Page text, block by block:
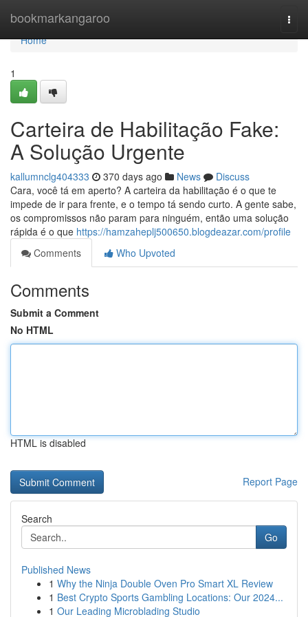
bookmarkangaroo
Home
Home
1
Carteira de Habilitação Fake:
A Solução Urgente
kallumnclg404333 370 days ago News
Discuss
Cara, você tá em aperto? A carteira da habilitação é o que te
impede de ir para frente, e o tempo tá sendo curto. A gente sabe,
os compromissos não param para ninguém, então uma solução
rápida é o que https://hamzaheplj500650.blogdeazar.com/profile
Comments
Who Upvoted
Comments
Submit a Comment
No HTML
HTML is disabled
Report Page
Search
Go
Published News
1 Why the Ninja Double Oven Pro Smart XL Review
1 Best Crypto Sports Gambling Locations: Our 2024...
1 Our Leading Microblading Studio